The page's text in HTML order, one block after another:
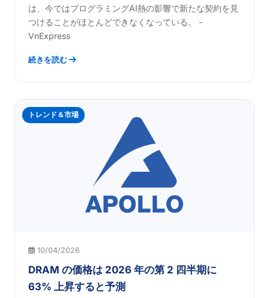
は、今ではプログラミングAI熱の影響で新たな契約を見
つけることがほとんどできなくなっている。 -
VnExpress
続きを読む
トレンド＆市場
10/04/2026
DRAM の価格は 2026 年の第 2 四半期に
63% 上昇すると予測